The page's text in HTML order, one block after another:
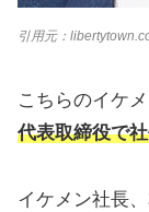
引用元：
こちらのイケ
代表取締役で
イケメン社長